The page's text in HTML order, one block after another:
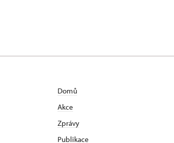
Domů
Akce
Zprávy
Publikace